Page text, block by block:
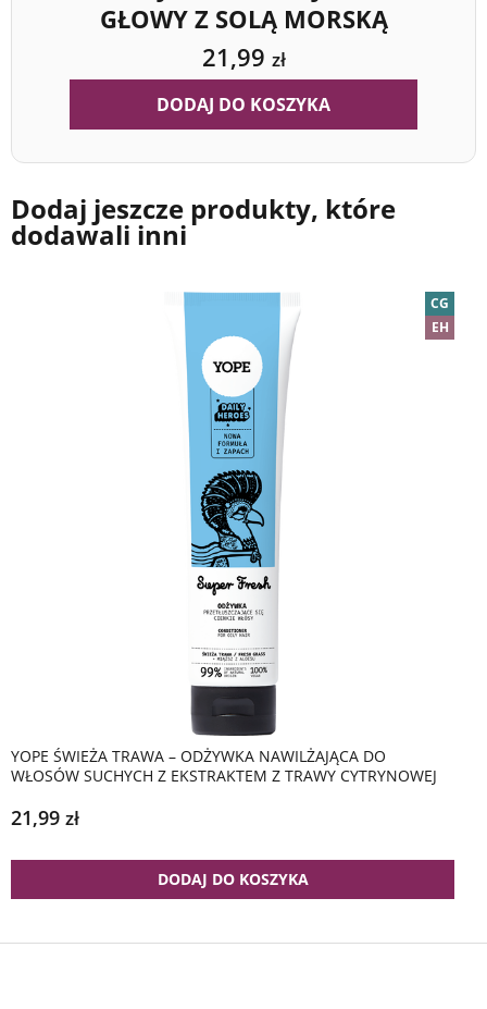
GŁOWY Z SOLĄ MORSKĄ
21,99 zł
DODAJ DO KOSZYKA
Dodaj jeszcze produkty, które
dodawali inni
CG
EH
YOPE ŚWIEŻA TRAWA – ODŻYWKA NAWILŻAJĄCA DO
WŁOSÓW SUCHYCH Z EKSTRAKTEM Z TRAWY CYTRYNOWEJ
21,99 zł
DODAJ DO KOSZYKA